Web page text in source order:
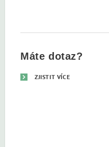
Máte dotaz?
ZJISTIT VÍCE